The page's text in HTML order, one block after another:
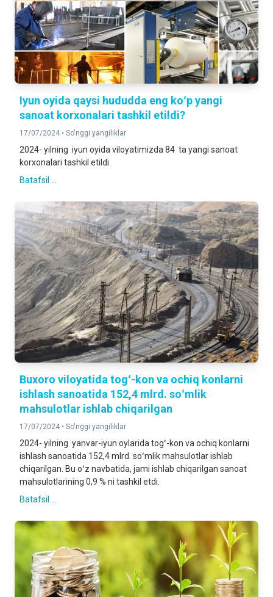
Iyun oyida qaysi hududda eng koʻp yangi
sanoat korxonalari tashkil etildi?
17/07/2024 • So'nggi yangiliklar
2024- yilning iyun oyida viloyatimizda 84 ta yangi sanoat
korxonalari tashkil etildi.
Batafsil ...
Buxoro viloyatida togʻ-kon va ochiq konlarni
ishlash sanoatida 152,4 mlrd. soʻmlik
mahsulotlar ishlab chiqarilgan
17/07/2024 • So'nggi yangiliklar
2024- yilning yanvar-iyun oylarida togʻ-kon va ochiq konlarni
ishlash sanoatida 152,4 mlrd. soʻmlik mahsulotlar ishlab
chiqarilgan. Bu oʻz navbatida, jami ishlab chiqarilgan sanoat
mahsulotlarining 0,9 % ni tashkil etdi.
Batafsil ...